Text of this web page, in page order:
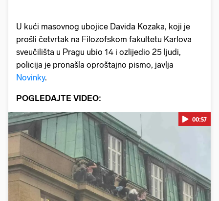
U kući masovnog ubojice Davida Kozaka, koji je
prošli četvrtak na Filozofskom fakultetu Karlova
sveučilišta u Pragu ubio 14 i ozlijedio 25 ljudi,
policija je pronašla oproštajno pismo, javlja
Novinky.
POGLEDAJTE VIDEO:
Pokretanje videa...
00:57